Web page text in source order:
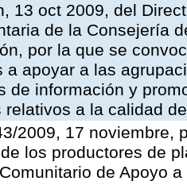
13 oct 2009, del
de la Consejería
por la que se
a apoyar a las
de información y
relativos a la calidad
2009, 17 noviembre,
los productores de
de Apoyo